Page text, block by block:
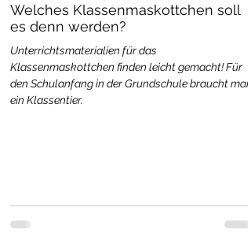
Welches Klassenmaskottchen soll
es denn werden?
Unterrichtsmaterialien für das
Klassenmaskottchen finden leicht gemacht! Für
den Schulanfang in der Grundschule braucht man
ein Klassentier.